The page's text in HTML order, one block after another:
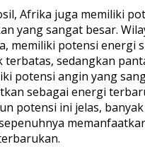
Afrika juga memiliki
yang sangat besar.
memiliki potensi energi
terbatas, sedangkan
potensi angin yang
sebagai energi
potensi ini jelas,